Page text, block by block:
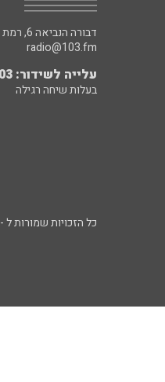
דבורה הנביאה 6, רמת השרון
radio@103.fm
עלייה לשידור: 0552-103-103
בעלות שיחה רגילה
כל הזכויות שמורות ל - 103FM